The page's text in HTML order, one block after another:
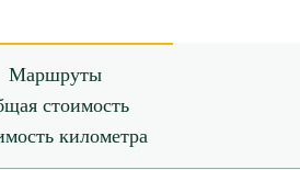
Маршруты
стоимость
километра